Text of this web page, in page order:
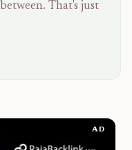
That's just
AD